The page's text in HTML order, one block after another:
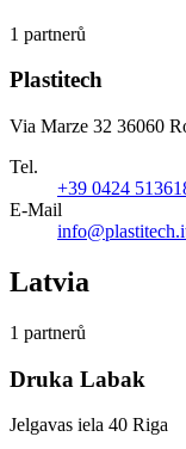
1 partnerů
Plastitech
Via Marze 32 36060
Tel.
+39 0424
E-Mail
Latvia
1 partnerů
Druka Labak
Jelgavas iela 40 Riga